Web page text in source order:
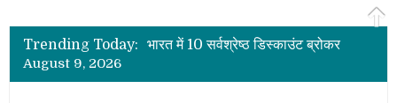
Trending Today:
2021 के लिए भारत में पूर्ण सेवा सर्वश्रेष्ठ शेयर ब्रोकर
भारत में 10 सर्वश्रेष्ठ डिस्काउंट ब्रोकर
भारत में स्टॉक ब्रोकर – सक्रिय ग्राहकों की सूची
August 9, 2026